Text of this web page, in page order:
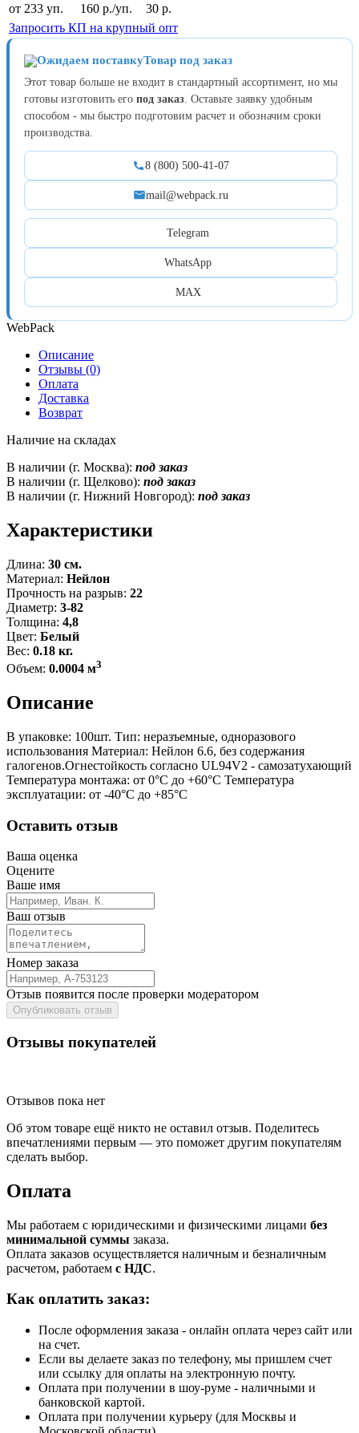
от 233 уп.
160 р./уп.
30 р.
Запросить КП на крупный опт
Товар под заказ
Этот товар больше не входит в стандартный ассортимент, но мы
готовы изготовить его под заказ . Оставьте заявку удобным
способом - мы быстро подготовим расчет и обозначим сроки
производства.
8 (800) 500-41-07
mail@webpack.ru
Telegram
WhatsApp
MAX
WebPack
Описание
Отзывы (0)
Оплата
Доставка
Возврат
Наличие на складах
В наличии (г. Москва): под заказ
В наличии (г. Щелково): под заказ
В наличии (г. Нижний Новгород): под заказ
Характеристики
Длина: 30 см.
Материал: Нейлон
Прочность на разрыв: 22
Диаметр: 3-82
Толщина: 4,8
Цвет: Белый
Вес: 0.18 кг.
Объем: 0.0004 м3
Описание
В упаковке: 100шт. Тип: неразъемные, одноразового
использования Материал: Нейлон 6.6, без содержания
галогенов.Огнестойкость согласно UL94V2 - самозатухающий
Температура монтажа: от 0°С до +60°С Температура
эксплуатации: от -40°С до +85°С
Оставить отзыв
Ваша оценка
Оцените
Ваше имя
Ваш отзыв
Номер заказа
Отзыв появится после проверки модератором
Опубликовать отзыв
Отзывы покупателей
Отзывов пока нет
Об этом товаре ещё никто не оставил отзыв. Поделитесь
впечатлениями первым — это поможет другим покупателям
сделать выбор.
Оплата
Мы работаем с юридическими и физическими лицами без
минимальной суммы заказа.
Оплата заказов осуществляется наличным и безналичным
расчетом, работаем с НДС.
Как оплатить заказ:
После оформления заказа - онлайн оплата через сайт или
на счет.
Если вы делаете заказ по телефону, мы пришлем счет
или ссылку для оплаты на электронную почту.
Оплата при получении в шоу-руме - наличными и
банковской картой.
Оплата при получении курьеру (для Москвы и